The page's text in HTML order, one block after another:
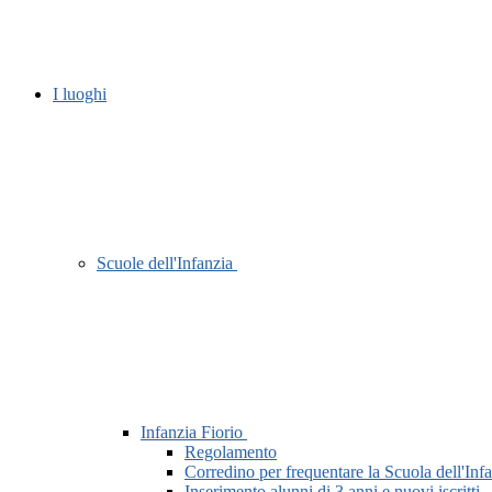
I luoghi
Scuole dell'Infanzia
Infanzia Fiorio
Regolamento
Corredino per frequentare la Scuola